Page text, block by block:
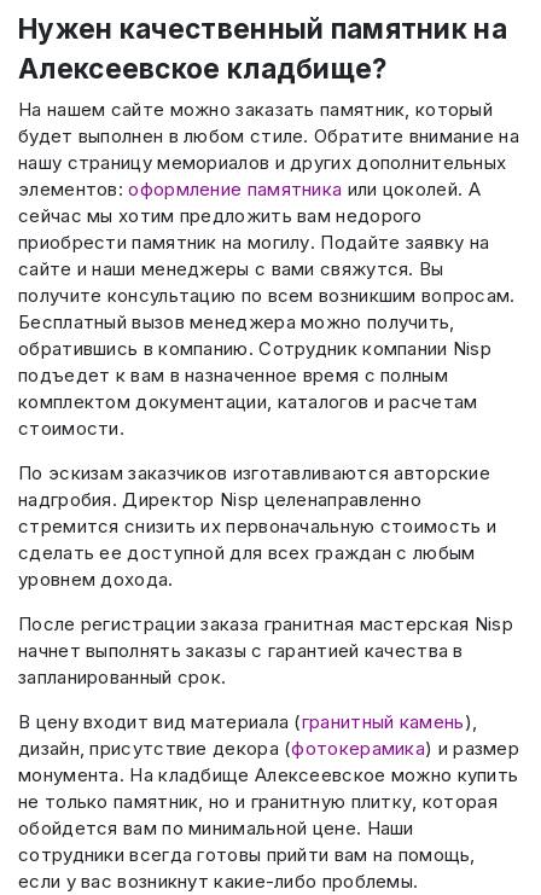
Нужен качественный памятник на
Алексеевское кладбище?
На нашем сайте можно заказать памятник, который
будет выполнен в любом стиле. Обратите внимание на
нашу страницу мемориалов и других дополнительных
элементов:оформление памятника или цоколей. А
сейчас мы хотим предложить вам недорого
приобрести памятник на могилу. Подайте заявку на
сайте и наши менеджеры с вами свяжутся. Вы
получите консультацию по всем возникшим вопросам.
Бесплатный вызов менеджера можно получить,
обратившись в компанию. Сотрудник компании Nisp
подъедет к вам в назначенное время с полным
комплектом документации, каталогов и расчетам
стоимости.
По эскизам заказчиков изготавливаются авторские
надгробия. Директор Nisp целенаправленно
стремится снизить их первоначальную стоимость и
сделать ее доступной для всех граждан с любым
уровнем дохода.
После регистрации заказа гранитная мастерская Nisp
начнет выполнять заказы с гарантией качества в
запланированный срок.
В цену входит вид материала (гранитный камень),
дизайн, присутствие декора (фотокерамика) и размер
монумента. На кладбище Алексеевское можно купить
не только памятник, но и гранитную плитку, которая
обойдется вам по минимальной цене. Наши
сотрудники всегда готовы прийти вам на помощь,
если у вас возникнут какие-либо проблемы.